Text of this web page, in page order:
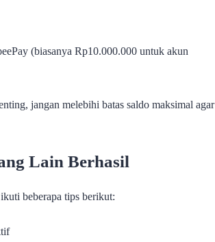
(biasanya Rp10.000.000 untuk akun
jangan melebihi batas saldo maksimal agar
Lain Berhasil
beberapa tips berikut: